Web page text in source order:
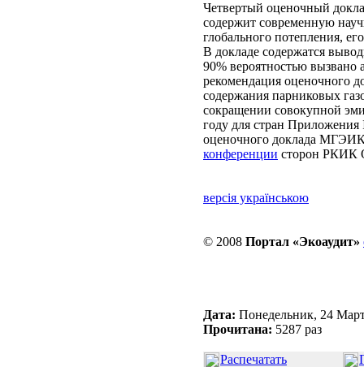
Четвертый оценочный
содержит современную
глобального потепления,
В докладе содержатся
90% вероятностью вызвано
рекомендация оценочного
содержания парниковых
сокращении совокупной
году для стран
оценочного доклада
конференции сторон РКИК
версія українською
© 2008 Портал «Экоаудит»
Дата: Понедельник, 24
Прочитана: 5287 раз
Распечатать